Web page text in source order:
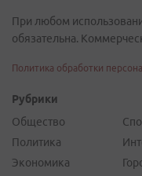
При любом
обязательна.
Политика обработки
Рубрики
Общество
Политика
Экономика